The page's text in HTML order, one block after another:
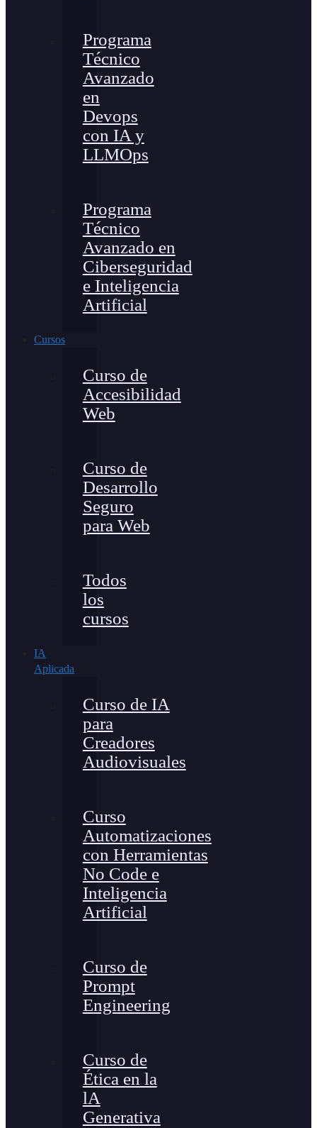
Programa
Técnico
Avanzado
en
Devops
con IA y
LLMOps
Programa
Técnico
Avanzado en
Ciberseguridad
e Inteligencia
Artificial
Cursos
Curso de
Accesibilidad
Web
Curso de
Desarrollo
Seguro
para Web
Todos
los
cursos
IA
Aplicada
Curso de IA
para
Creadores
Audiovisuales
Curso
Automatizaciones
con Herramientas
No Code e
Inteligencia
Artificial
Curso de
Prompt
Engineering
Curso de
Ética en la
lA
Generativa